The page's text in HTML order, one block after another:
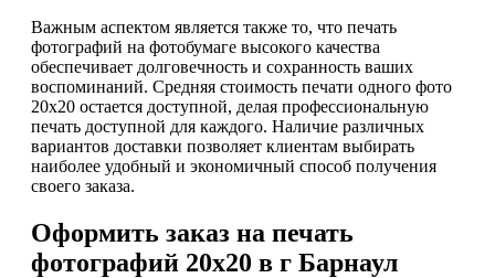
Важным аспектом является также то, что печать
фотографий на фотобумаге высокого качества
обеспечивает долговечность и сохранность ваших
воспоминаний. Средняя стоимость печати одного фото
20х20 остается доступной, делая профессиональную
печать доступной для каждого. Наличие различных
вариантов доставки позволяет клиентам выбирать
наиболее удобный и экономичный способ получения
своего заказа.
Оформить заказ на печать
фотографий 20х20 в г Барнаул